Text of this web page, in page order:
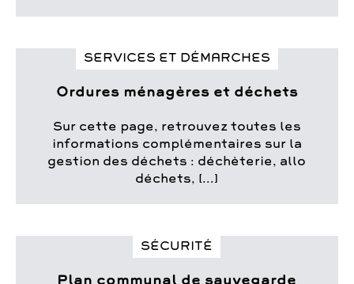
SERVICES ET DÉMARCHES
Ordures ménagères et déchets
Sur cette page, retrouvez toutes les
informations complémentaires sur la
gestion des déchets : déchèterie, allo
déchets, [...]
SÉCURITÉ